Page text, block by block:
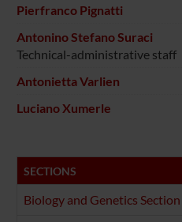
Pierfranco Pignatti
Antonino Stefano Suraci
Technical-administrative staff
Antonietta Varlien
Luciano Xumerle
SECTIONS
Biology and Genetics Section